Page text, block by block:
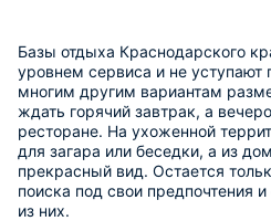
Базы отдыха Краснодарского
уровнем сервиса и не уступают
многим другим вариантам
ждать горячий завтрак, а
ресторане. На ухоженной
для загара или беседки, а из
прекрасный вид. Остается
поиска под свои предпочтения
из них.